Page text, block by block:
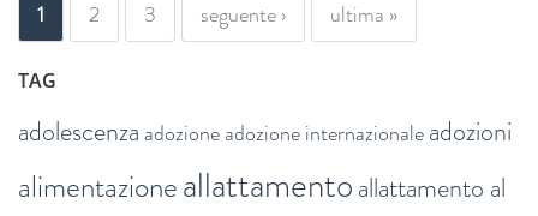
1 2 3 seguente › ultima »
TAG
adolescenza adozioneadozione internazionaleadozioni
alimentazioneallattamentoallattamento al